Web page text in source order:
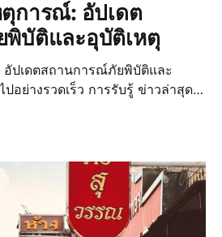
การณ์: อัปเดต
บัติและอุบัติเหตุ
ปเดตสถานการณ์ภัยพิบัติและ